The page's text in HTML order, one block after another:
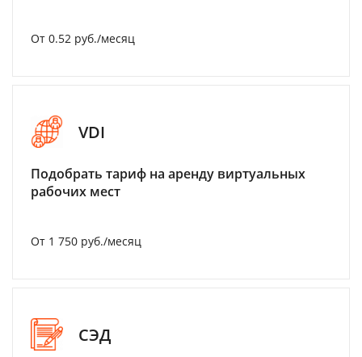
От 0.52 руб./месяц
VDI
Подобрать тариф на аренду виртуальных
рабочих мест
От 1 750 руб./месяц
СЭД